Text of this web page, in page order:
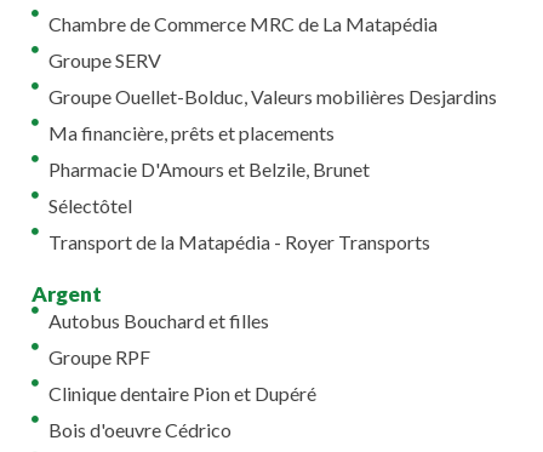
Chambre de Commerce MRC de La Matapédia
Groupe SERV
Groupe Ouellet-Bolduc, Valeurs mobilières Desjardins
Ma financière, prêts et placements
Pharmacie D'Amours et Belzile, Brunet
Sélectôtel
Transport de la Matapédia - Royer Transports
Argent
Autobus Bouchard et filles
Groupe RPF
Clinique dentaire Pion et Dupéré
Bois d'oeuvre Cédrico